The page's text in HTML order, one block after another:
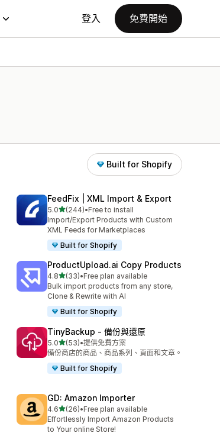
登入 免費開始
Built for Shopify
FeedFix | XML Import & Export
5.0滿分 5 顆星
(244)
共有 244 則評價
•Free to install
Import/Export Products with Custom
XML Feeds for Marketplaces
Built for Shopify
ProductUpload.ai Copy Products
4.8滿分 5 顆星
(33)
共有 33 則評價
•Free plan available
Bulk import products from any store,
Clone & Rewrite with AI
Built for Shopify
TinyBackup ‑ 備份與還原
5.0滿分 5 顆星
(53)
共有 53 則評價
•提供免費方案
備份商店的商品、商品系列、頁面和文章。
Built for Shopify
GD: Amazon Importer
4.6滿分 5 顆星
(26)
共有 26 則評價
•Free plan available
Effortlessly Import Amazon Products
to Your online Store!